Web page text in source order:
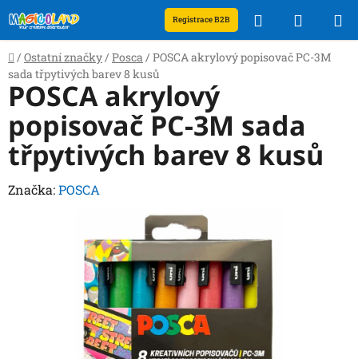
na
obsah
Registrace B2B Hledat
KOŠÍK
Domů
/ Ostatní značky / Posca / POSCA akrylový popisovač PC-3M
sada třpytivých barev 8 kusů
POSCA akrylový
popisovač PC-3M sada
třpytivých barev 8 kusů
Značka:POSCA